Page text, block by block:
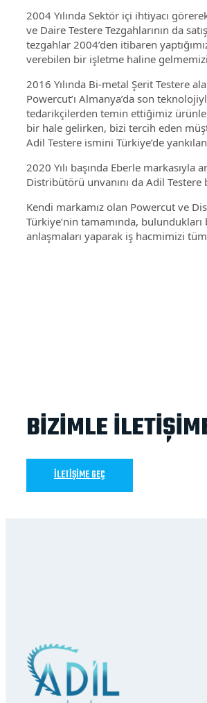
2004 Yılında Sektör içi ihtiyacı
ve Daire Testere Tezgahlarının da
tezgahlar 2004’den itibaren
verebilen bir işletme haline gelmemizi
2016 Yılında Bi-metal Şerit Testere
Powercut’ı Almanya’da son
tedarikçilerden temin ettiğimiz
bir hale gelirken, bizi tercih eden
Adil Testere ismini Türkiye’de
2020 Yılı başında Eberle
Distribütörü unvanını da Adil Testere
Kendi markamız olan Powercut ve
Türkiye’nin tamamında,
anlaşmaları yaparak iş hacmimizi
BİZİMLE
İLETİŞİME GEÇ